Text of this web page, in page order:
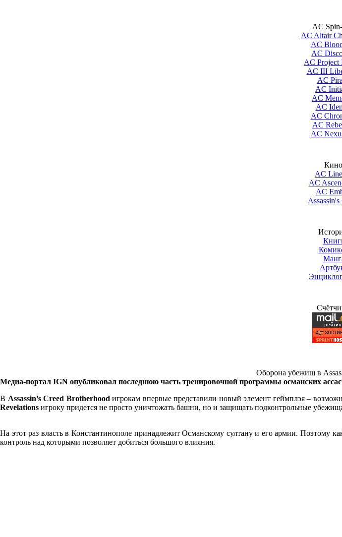
AC
AC Altair
AC
AC
AC Project
AC III
AC
AC
AC
AC
AC
AC
AC
Кино
AC
AC
AC
Assassin's
Оборона убежищ в
Медиа-портал IGN опубликовал последнюю часть тренировочной программы османских
В Assassin’s Creed Brotherhood игрокам впервые представили новый элемент геймплэя –
Revelations игроку придется не просто уничтожать башни, но и защищать подконтрольные
На этот раз власть в Константинополе принадлежит Османскому султану и его армии. Поэтому
контроль над которыми позволяет добиться большого влияния.